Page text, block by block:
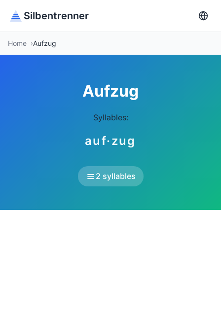
Silbentrenner
Home Aufzug
Aufzug
Syllables:
auf·zug
2 syllables